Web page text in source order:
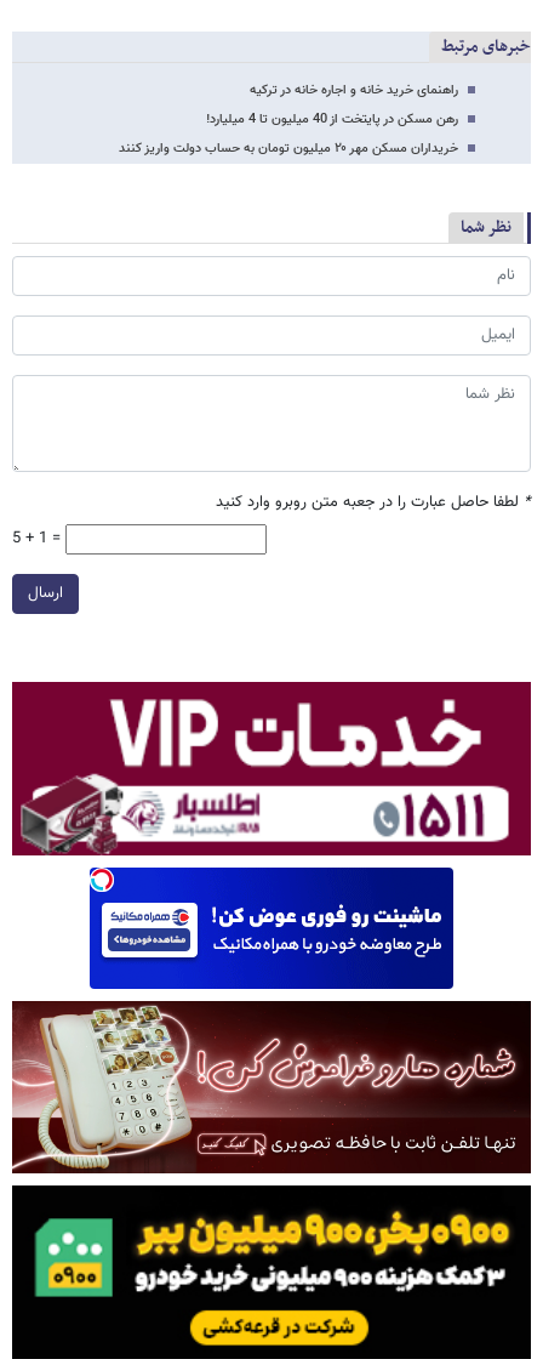
خبرهای مرتبط
راهنمای خرید خانه و اجاره خانه در ترکیه
رهن مسکن در پایتخت از 40 میلیون تا 4 میلیارد!
خریداران مسکن مهر ۲۰ میلیون تومان به حساب دولت واریز کنند
نظر شما
* لطفا حاصل عبارت را در جعبه متن روبرو وارد کنید
5 + 1 =
ارسال